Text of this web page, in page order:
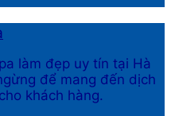
làm đẹp uy tín tại Hà
để mang đến dịch
khách hàng.